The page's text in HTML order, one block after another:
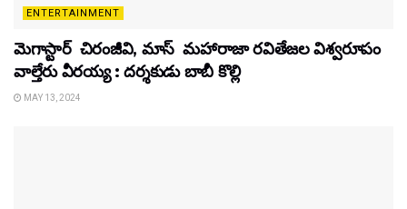
ENTERTAINMENT
మెగాస్టార్ చిరంజీవి, మాస్ మహారాజా రవితేజల విశ్వరూపం
వాల్తేరు వీరయ్య : దర్శకుడు బాబీ కొల్లి
MAY 13, 2024